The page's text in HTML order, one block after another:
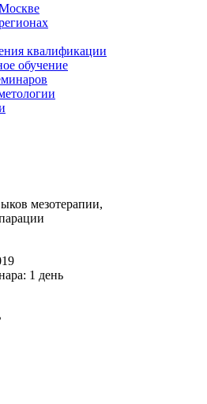
квалификации
обучение
мезотерапии,
1 день